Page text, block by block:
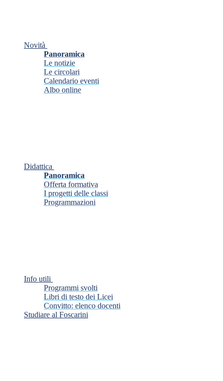
Novità
Panoramica
Le notizie
Le circolari
Calendario eventi
Albo online
Didattica
Panoramica
Offerta formativa
I progetti delle classi
Programmazioni
Info utili
Programmi svolti
Libri di testo dei Licei
Convitto: elenco docenti
Studiare al Foscarini